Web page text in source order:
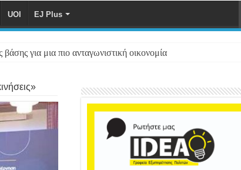
UOI EJ Plus
για μια πιο ανταγωνιστική οικονομία